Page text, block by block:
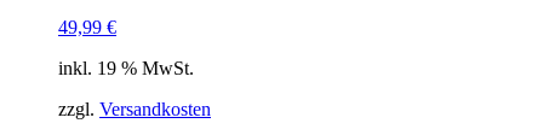
49,99 €
inkl. 19 % MwSt.
zzgl. Versandkosten